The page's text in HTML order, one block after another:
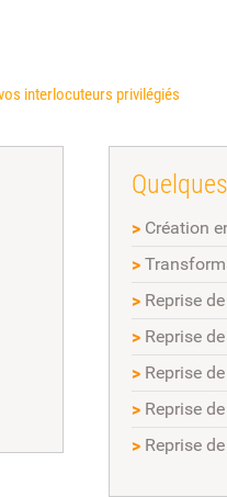
interlocuteurs privilégiés
> Création
>
> Reprise
> Reprise
> Reprise
> Reprise
> Reprise